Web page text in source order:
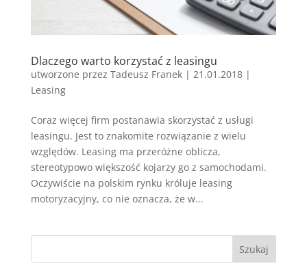
Dlaczego warto korzystać z leasingu
utworzone przez Tadeusz Franek| 21.01.2018|
Leasing
Coraz więcej firm postanawia skorzystać z usługi
leasingu. Jest to znakomite rozwiązanie z wielu
względów. Leasing ma przeróżne oblicza,
stereotypowo większość kojarzy go z samochodami.
Oczywiście na polskim rynku króluje leasing
motoryzacyjny, co nie oznacza, że w...